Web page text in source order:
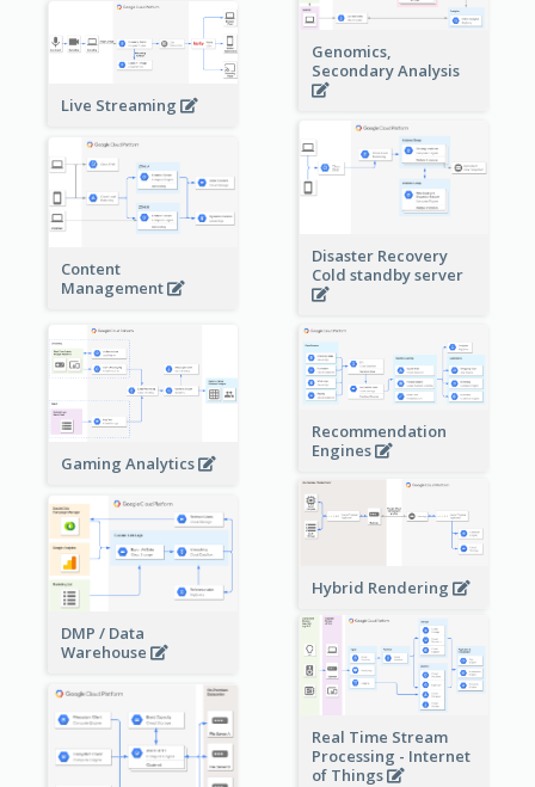
Genomics,
Secondary Analysis
Live Streaming
Disaster Recovery
Cold standby server
Content
Management
Gaming Analytics
Recommendation
Engines
Hybrid Rendering
DMP / Data
Warehouse
Real Time Stream
Processing - Internet
of Things